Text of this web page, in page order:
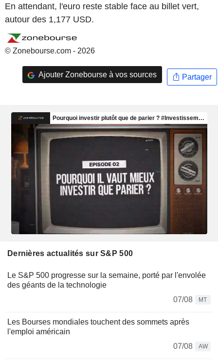
En attendant, l'euro reste stable face au billet vert,
autour des 1,177 USD.
© Zonebourse.com - 2026
Ajouter Zonebourse à vos sources Partager
Dernières actualités sur S&P 500
Le S&P 500 progresse sur la semaine, porté par l'envolée
des géants de la technologie
07/08
MT
Les Bourses mondiales touchent des sommets après
l'emploi américain
07/08
AW